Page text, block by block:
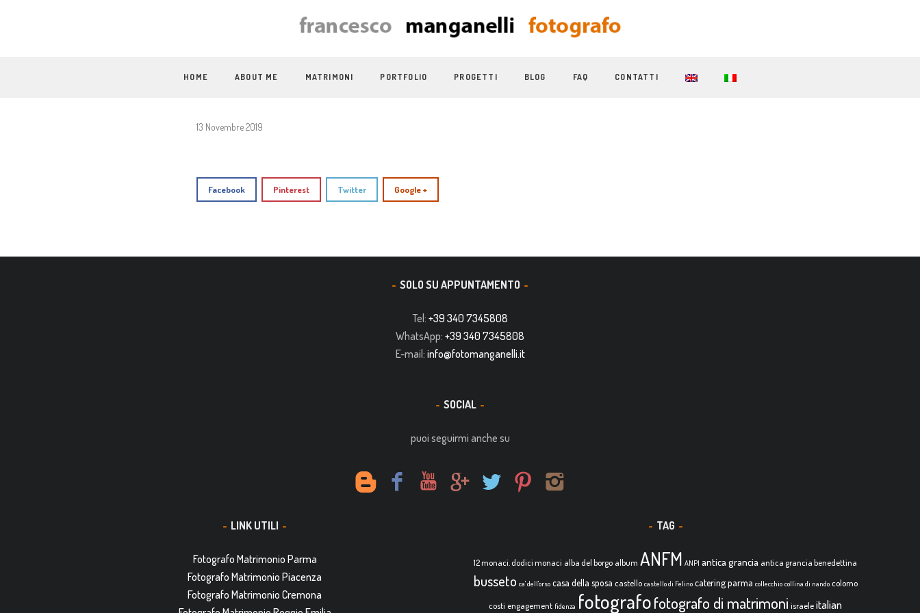
HOME ABOUT ME MATRIMONI PORTFOLIO PROGETTI BLOG FAQ CONTATTI
13 Novembre 2019
Facebook Pinterest Twitter Google +
SOLO SU APPUNTAMENTO
Tel: +39 340 7345808
WhatsApp: +39 340 7345808
E-mail: info@fotomanganelli.it
SOCIAL
puoi seguirmi anche su
LINK UTILI
Fotografo Matrimonio Parma
Fotografo Matrimonio Piacenza
Fotografo Matrimonio Cremona
TAG
12 monaci. dodici monaci alba del borgo album ANFM ANPI antica grancia antica grancia benedettina
busseto ca' dell'orso casa della sposa castello castello di Felino catering parma collecchio collina di nando colorno
costi engagement fidenza fotografofotografo di matrimoni israeleitalian